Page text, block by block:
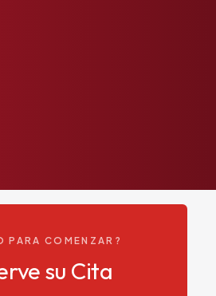
PARA COMENZAR?
su Cita